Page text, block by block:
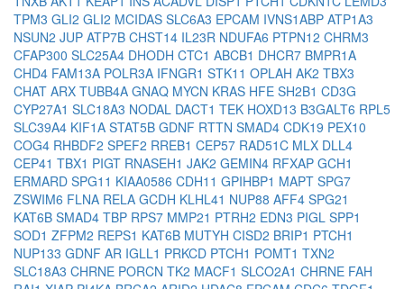
TPM3 GLI2 GLI2 MCIDAS SLC6A3 EPCAM IVNS1ABP ATP1A3
NSUN2 JUP ATP7B CHST14 IL23R NDUFA6 PTPN12 CHRM3
CFAP300 SLC25A4 DHODH CTC1 ABCB1 DHCR7 BMPR1A
CHD4 FAM13A POLR3A IFNGR1 STK11 OPLAH AK2 TBX3
CHAT ARX TUBB4A GNAQ MYCN KRAS HFE SH2B1 CD3G
CYP27A1 SLC18A3 NODAL DACT1 TEK HOXD13 B3GALT6 RPL5
SLC39A4 KIF1A STAT5B GDNF RTTN SMAD4 CDK19 PEX10
COG4 RHBDF2 SPEF2 RREB1 CEP57 RAD51C MLX DLL4
CEP41 TBX1 PIGT RNASEH1 JAK2 GEMIN4 RFXAP GCH1
ERMARD SPG11 KIAA0586 CDH11 GPIHBP1 MAPT SPG7
ZSWIM6 FLNA RELA GCDH KLHL41 NUP88 AFF4 SPG21
KAT6B SMAD4 TBP RPS7 MMP21 PTRH2 EDN3 PIGL SPP1
SOD1 ZFPM2 REPS1 KAT6B MUTYH CISD2 BRIP1 PTCH1
NUP133 GDNF AR IGLL1 PRKCD PTCH1 POMT1 TXN2
SLC18A3 CHRNE PORCN TK2 MACF1 SLCO2A1 CHRNE FAH